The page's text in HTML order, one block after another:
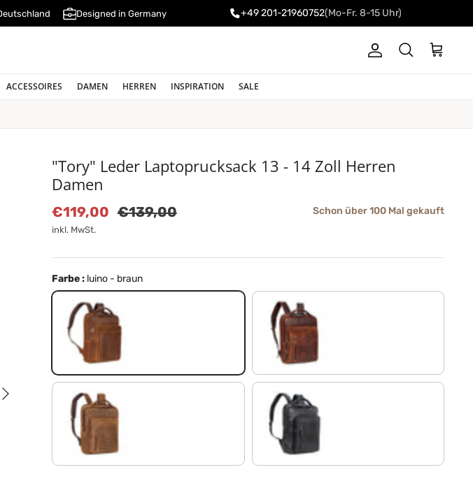
Designed in Germany +49 201-21960752(Mo-Fr. 8-15 Uhr)
KontoSuchen
ACCESSOIRES DAMEN HERREN INSPIRATION SALE
"Tory" Leder Laptoprucksack 13 - 14 Zoll Herren
Damen
Verkaufspreis
€119,00 Normaler Preis
€139,00
inkl. MwSt.
Schon über 100 Mal gekauft
Farbe : luino - braun
luino - braun salerno - braun
bergamo - braun schwarz